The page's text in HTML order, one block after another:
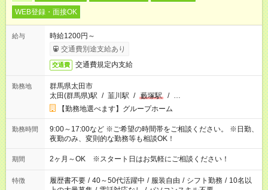
WEB登録・面接OK
給与
時給1200円～
交通費別途支給あり
交通費 交通費規定内支給
勤務地
群馬県太田市
太田(群馬県)駅 / 韮川駅 / 藪塚駅 / …
【勤務地選べます】グループホーム
勤務時間
9:00～17:00など ※ご希望の時間帯をご相談ください。 ※日勤、
夜勤のみ、変則的な勤務等も相談OK！
期間 2ヶ月～OK ※スタート日はお気軽にご相談ください！
特徴 履歴書不要 / 40～50代活躍中 / 服装自由 / シフト勤務 / 10名以